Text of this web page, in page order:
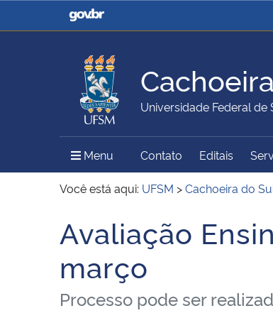
Casa Civil
Ministério da
Ministério da Agricultura,
Pecuária e Abastecimento
Ministério da
Ministério do Meio Ambiente Ministério do
Secretaria de Governo
Gabinete de
Universidade Federal de
Menu Menu Principal do Sítio
Contato Editais
Você está aqui: UFSM >Cachoeira do
Início do conteúdo
Avaliação
março
Processo pode ser